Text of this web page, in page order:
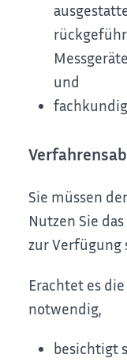
und
Sie müssen
Nutzen Sie
zur Verfügung
Erachtet es
notwendig,
besichtigt